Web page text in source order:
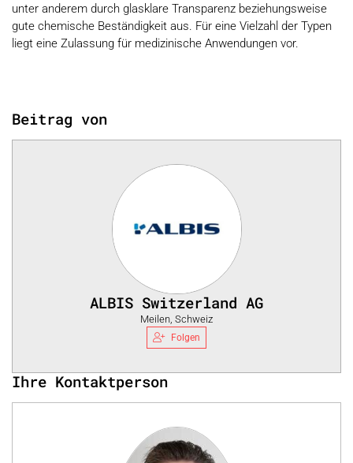
unter anderem durch glasklare Transparenz beziehungsweise
gute chemische Beständigkeit aus. Für eine Vielzahl der Typen
liegt eine Zulassung für medizinische Anwendungen vor.
Beitrag von
ALBIS Switzerland AG
Meilen, Schweiz
Folgen
Ihre Kontaktperson